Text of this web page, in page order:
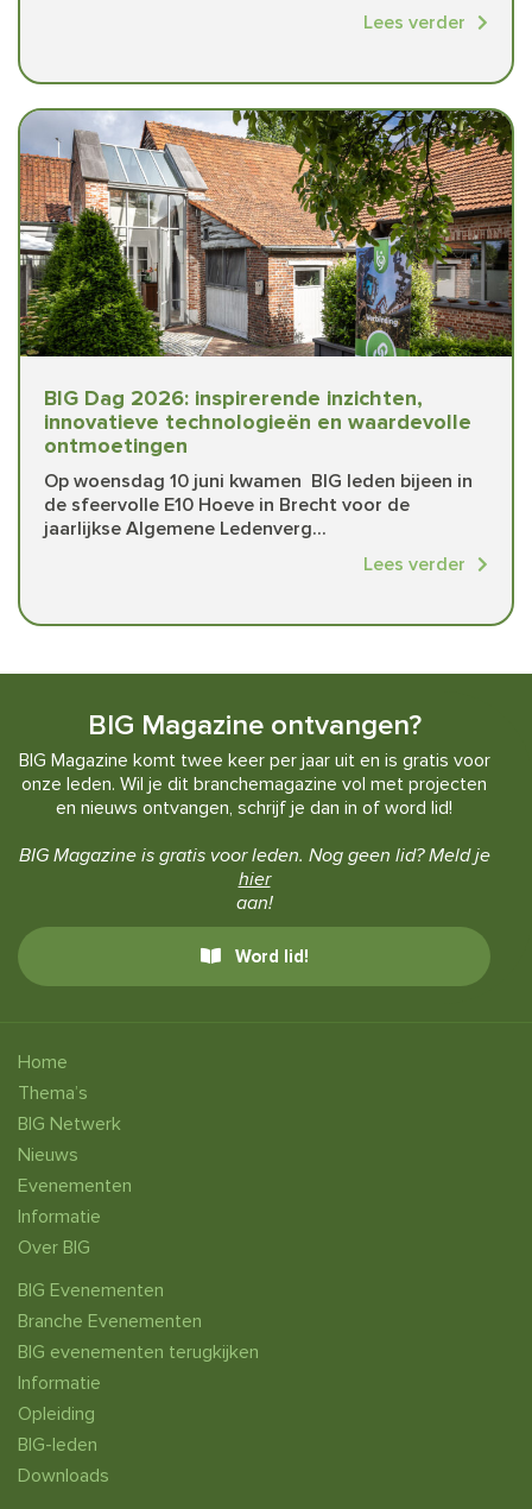
Lees verder
BIG Dag 2026: inspirerende inzichten,
innovatieve technologieën en waardevolle
ontmoetingen
Op woensdag 10 juni kwamen BIG leden bijeen in
de sfeervolle E10 Hoeve in Brecht voor de
jaarlijkse Algemene Ledenverg...
Lees verder
BIG Magazine ontvangen?
BIG Magazine komt twee keer per jaar uit en is gratis voor
onze leden. Wil je dit branchemagazine vol met projecten
en nieuws ontvangen, schrijf je dan in of word lid!
BIG Magazine is gratis voor leden. Nog geen lid? Meld je
hier
aan!
Word lid!
Home
Thema’s
BIG Netwerk
Nieuws
Evenementen
Informatie
Over BIG
BIG Evenementen
Branche Evenementen
BIG evenementen terugkijken
Informatie
Opleiding
BIG-leden
Downloads